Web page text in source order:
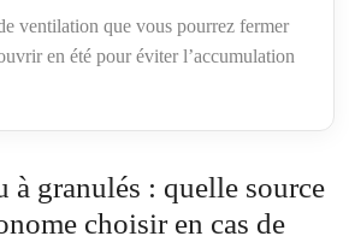
ventilation que vous pourrez fermer
en été pour éviter l’accumulation
à granulés : quelle source
choisir en cas de